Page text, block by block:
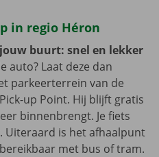
in regio Héron
buurt: snel en lekker
auto? Laat deze dan
parkeerterrein van de
up Point. Hij blijft gratis
binnenbrengt. Je fiets
Uiteraard is het afhaalpunt
met bus of tram.